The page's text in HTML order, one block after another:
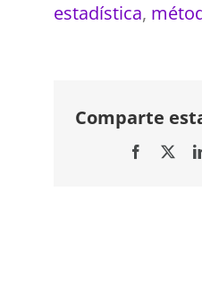
estadística,
Comparte
Facebook